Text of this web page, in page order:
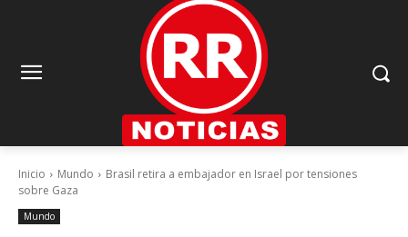
Inicio Mundo
Brasil retira a embajador en Israel por tensiones
sobre Gaza
Mundo